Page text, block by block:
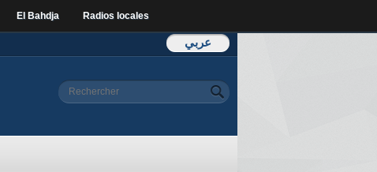
El Bahdja Radios locales
عربي
Formulaire de
Rechercher